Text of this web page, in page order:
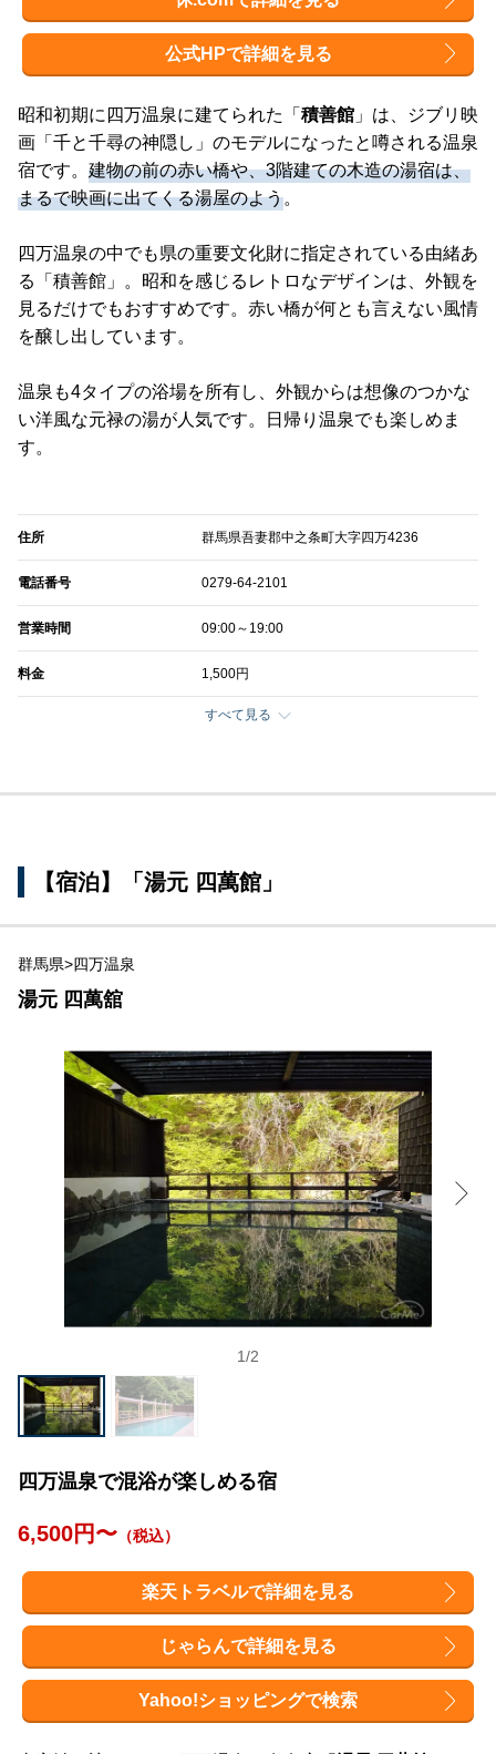
公式HPで詳細を見る
昭和初期に四万温泉に建てられた「 積善館 」は、ジブリ映
画「千と千尋の神隠し」のモデルになったと噂される温泉
宿です。 建物の前の赤い橋や、3階建ての木造の湯宿は、
まるで映画に出てくる湯屋のよう。
四万温泉の中でも県の重要文化財に指定されている由緒あ
る「積善館」。昭和を感じるレトロなデザインは、外観を
見るだけでもおすすめです。赤い橋が何とも言えない風情
を醸し出しています。
温泉も4タイプの浴場を所有し、外観からは想像のつかな
い洋風な元禄の湯が人気です。日帰り温泉でも楽しめま
す。
住所 群馬県吾妻郡中之条町大字四万4236
電話番号 0279-64-2101
営業時間 09:00～19:00
料金 1,500円
すべて見る
【宿泊】「湯元 四萬館」
群馬県>四万温泉
湯元 四萬舘
1/2
四万温泉で混浴が楽しめる宿
6,500円〜 （税込）
楽天トラベルで詳細を見る
じゃらんで詳細を見る
Yahoo!ショッピングで検索